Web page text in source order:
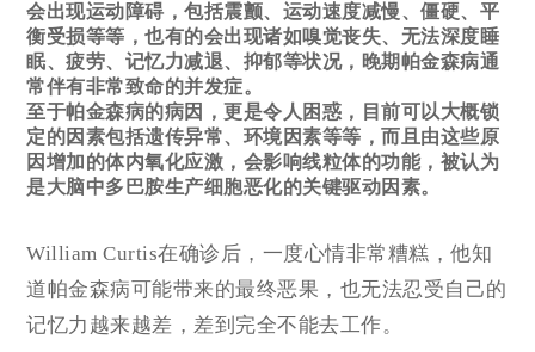
会出现运动障碍，包括震颤、运动速度减慢、僵硬、平
衡受损等等，也有的会出现诸如嗅觉丧失、无法深度睡
眠、疲劳、记忆力减退、抑郁等状况，晚期帕金森病通
常伴有非常致命的并发症。
至于帕金森病的病因，更是令人困惑，目前可以大概锁
定的因素包括遗传异常、环境因素等等，而且由这些原
因增加的体内氧化应激，会影响线粒体的功能，被认为
是大脑中多巴胺生产细胞恶化的关键驱动因素。
William Curtis在确诊后，一度心情非常糟糕，他知
道帕金森病可能带来的最终恶果，也无法忍受自己的
记忆力越来越差，差到完全不能去工作。